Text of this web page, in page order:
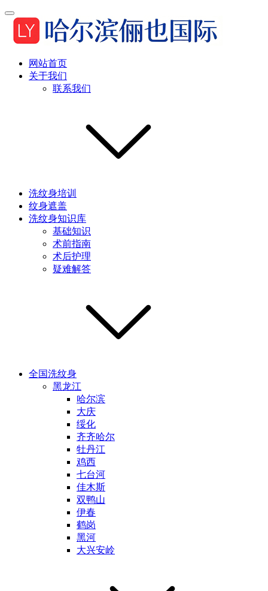
网站首页
关于我们
联系我们
洗纹身培训
纹身遮盖
洗纹身知识库
基础知识
术前指南
术后护理
疑难解答
全国洗纹身
黑龙江
哈尔滨
大庆
绥化
齐齐哈尔
牡丹江
鸡西
七台河
佳木斯
双鸭山
伊春
鹤岗
黑河
大兴安岭